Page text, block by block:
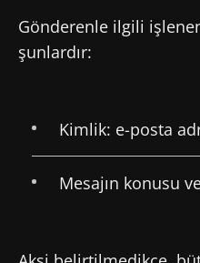
Gönderenle ilgili
şunlardır:
Kimlik: e-posta
Mesajın konusu